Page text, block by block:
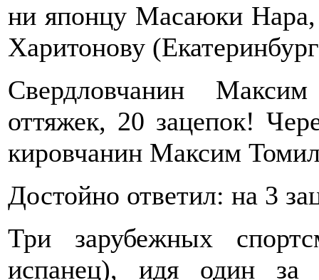
ни японцу Масаюки
Харитонову
Свердловчанин
оттяжек, 20 зацепок!
кировчанин Максим
Достойно ответил: на 3
Три зарубежных
испанец), идя один за